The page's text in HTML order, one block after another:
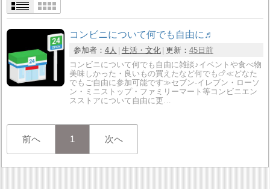
コンビニについて何でも自由に♬
参加者： 4人 生活・文化 更新： 45日前
コンビニについて何でも自由に雑談♪イベントや食べ物
美味しかった・良いもの買えたなど何でも🍗≪どなた
でもご自由に参加可能です≫セブン-イレブン・ローソ
ン・ミニストップ・ファミリーマート等コンビニエン
スストアについて自由に更…
前へ 1 次へ